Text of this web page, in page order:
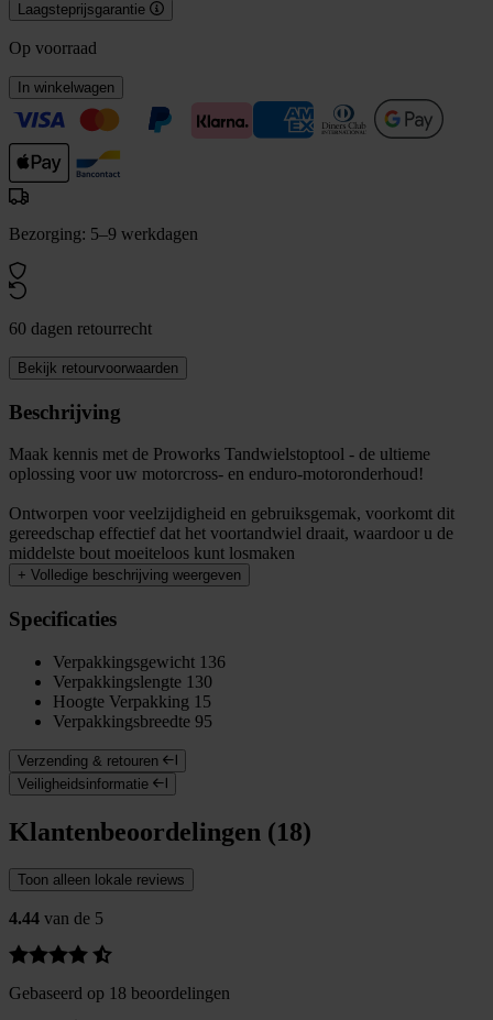
Laagsteprijsgarantie
Op voorraad
In winkelwagen
Bezorging: 5–9 werkdagen
60 dagen retourrecht
Bekijk retourvoorwaarden
Beschrijving
Maak kennis met de Proworks Tandwielstoptool - de ultieme
oplossing voor uw motorcross- en enduro-motoronderhoud!
Ontworpen voor veelzijdigheid en gebruiksgemak, voorkomt dit
gereedschap effectief dat het voortandwiel draait, waardoor u de
middelste bout moeiteloos kunt losmaken
+ Volledige beschrijving weergeven
Specificaties
Verpakkingsgewicht 136
Verpakkingslengte 130
Hoogte Verpakking 15
Verpakkingsbreedte 95
Verzending & retouren
Veiligheidsinformatie
Klantenbeoordelingen (18)
Toon alleen lokale reviews
4.44 van de 5
Gebaseerd op 18 beoordelingen